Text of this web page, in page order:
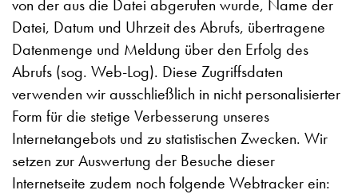
von der aus die Datei abgerufen wurde, Name der
Datei, Datum und Uhrzeit des Abrufs, übertragene
Datenmenge und Meldung über den Erfolg des
Abrufs (sog. Web-Log). Diese Zugriffsdaten
verwenden wir ausschließlich in nicht personalisierter
Form für die stetige Verbesserung unseres
Internetangebots und zu statistischen Zwecken. Wir
setzen zur Auswertung der Besuche dieser
Internetseite zudem noch folgende Webtracker ein: